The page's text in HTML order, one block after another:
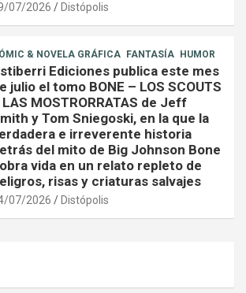
07/2026 Distópolis
& NOVELA GRÁFICA FANTASÍA HUMOR
Ediciones publica este mes
julio el tomo BONE – LOS SCOUTS
LAS MOSTRORRATAS de Jeff
y Tom Sniegoski, en la que la
e irreverente historia
del mito de Big Johnson Bone
vida en un relato repleto de
risas y criaturas salvajes
07/2026 Distópolis